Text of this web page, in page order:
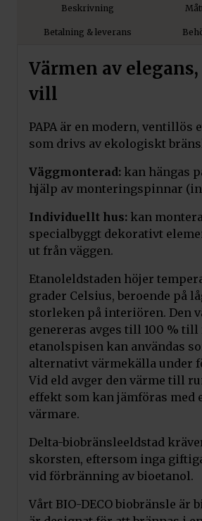
Kratki Brandglas
Pris:690kr
Art.nr. ZFS01N
Kratki Dekorativ
Pris:1 250 kr
Art.nr. AF-DC/BRZOZA/K
Lägg till i
Kratki Dekorativ Glow
Glödfiber
Pris:690 kr
Art.nr. GLOW/FLAME
Lägg till i
Kratki Dekorativ MIX
Pris:1 250kr
Art.nr. AF-DC/MIX
Lägg till i
Kratki Dekorativ Ved
Pris:1 250kr
Art.nr. AF-DC
Beskrivning
Betalning & leverans
Värmen av
vill
PAPA är en modern, ventillös
som drivs av ekologiskt
Väggmonterad: kan hängas
hjälp av monteringspinnar
Individuellt hus: kan
specialbyggt dekorativt
ut från väggen.
Etanoleldstaden höjer
grader Celsius, beroende på
storleken på interiören. Den
genereras avges till 100 % till
etanolspisen kan användas
alternativt värmekälla under
Vid eld avger den värme till
effekt som kan jämföras med
värmare.
Delta-biobränsleeldstad
skorsten, eftersom inga
vid förbränning av bioetanol.
Vårt BIO-DECO biobränsle är